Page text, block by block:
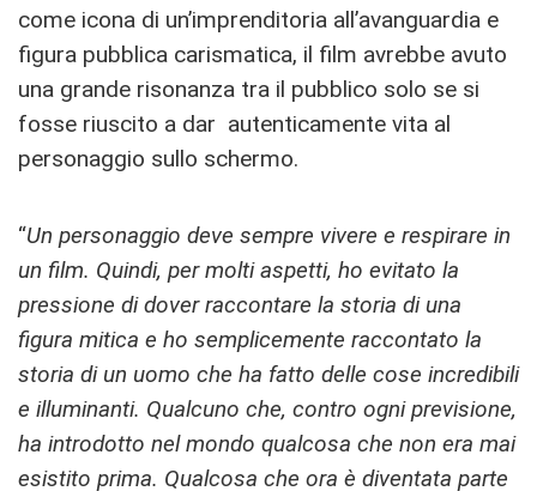
come icona di un’imprenditoria all’avanguardia e
figura pubblica carismatica, il film avrebbe avuto
una grande risonanza tra il pubblico solo se si
fosse riuscito a dar autenticamente vita al
personaggio sullo schermo.
“Un personaggio deve sempre vivere e respirare in
un film. Quindi, per molti aspetti, ho evitato la
pressione di dover raccontare la storia di una
figura mitica e ho semplicemente raccontato la
storia di un uomo che ha fatto delle cose incredibili
e illuminanti. Qualcuno che, contro ogni previsione,
ha introdotto nel mondo qualcosa che non era mai
esistito prima. Qualcosa che ora è diventata parte